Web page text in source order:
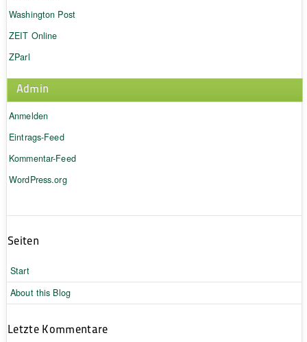
Washington Post
ZEIT Online
ZParl
Admin
Anmelden
Eintrags-Feed
Kommentar-Feed
WordPress.org
Seiten
Start
About this Blog
Letzte Kommentare